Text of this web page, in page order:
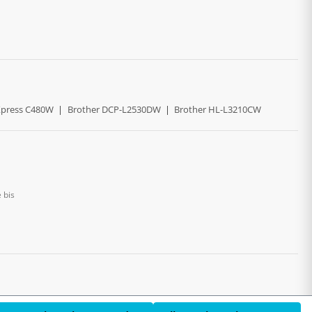
C480W | Brother DCP-L2530DW | Brother HL-L3210CW
bis